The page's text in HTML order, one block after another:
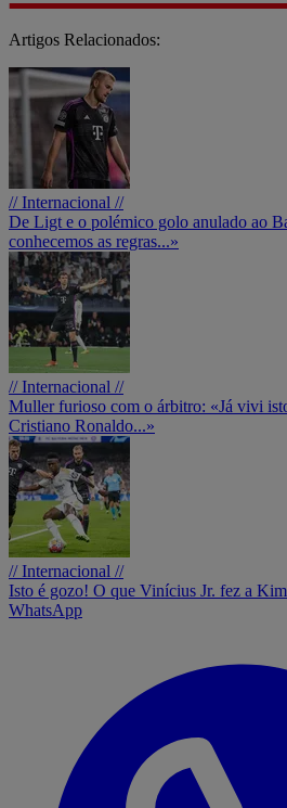
Artigos Relacionados:
// Internacional //
De Ligt e o polémico golo anulado ao
conhecemos as regras...»
// Internacional //
Muller furioso com o árbitro: «Já vivi
Cristiano Ronaldo...»
// Internacional //
Isto é gozo! O que Vinícius Jr. fez a
WhatsApp